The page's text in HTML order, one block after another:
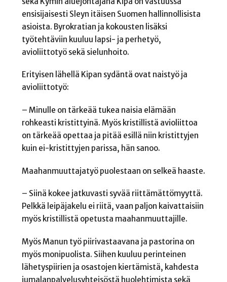
ensisijaisesti Sleyn itäisen Suomen hallinnollisista
asioista. Byrokratian ja kokousten lisäksi
työtehtäviin kuuluu lapsi- ja perhetyö,
avioliittotyö sekä sielunhoito.
Erityisen lähellä Kipan sydäntä ovat naistyö ja
avioliittotyö:
– Minulle on tärkeää tukea naisia elämään
rohkeasti kristittyinä. Myös kristillistä avioliittoa
on tärkeää opettaa ja pitää esillä niin kristittyjen
kuin ei-kristittyjen parissa, hän sanoo.
Maahanmuuttajatyö puolestaan on selkeä haaste.
– Siinä kokee jatkuvasti syvää riittämättömyyttä.
Pelkkä leipäjakelu ei riitä, vaan paljon kaivattaisiin
myös kristillistä opetusta maahanmuuttajille.
Myös Manun työ piirivastaavana ja pastorina on
myös monipuolista. Siihen kuuluu perinteinen
lähetyspiirien ja osastojen kiertämistä, kahdesta
jumalanpalvelusyhteisöstä huolehtimista sekä